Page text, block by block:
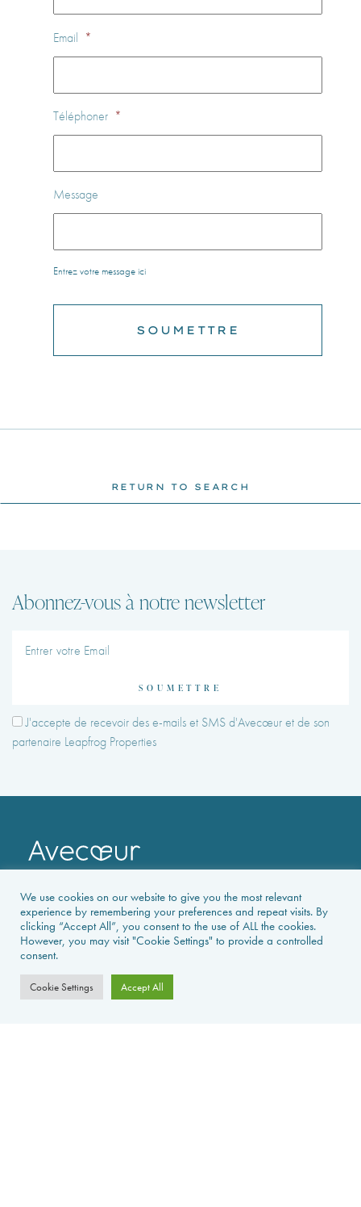
Email *
Téléphoner *
Message
Entrez votre message ici
RETURN TO SEARCH
Abonnez-vous à notre newsletter
SOUMETTRE
J'accepte de recevoir des e-mails et SMS d'Avecœur et de son
partenaire Leapfrog Properties
PAGE D’ACCUEIL
We use cookies on our website to give you the most relevant
experience by remembering your preferences and repeat visits. By
clicking “Accept All”, you consent to the use of ALL the cookies.
However, you may visit "Cookie Settings" to provide a controlled
consent.
Cookie Settings Accept All